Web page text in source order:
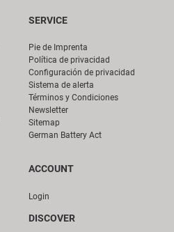
SERVICE
Pie de Imprenta
Política de privacidad
Configuración de privacidad
Sistema de alerta
Términos y Condiciones
Newsletter
Sitemap
German Battery Act
ACCOUNT
Login
DISCOVER